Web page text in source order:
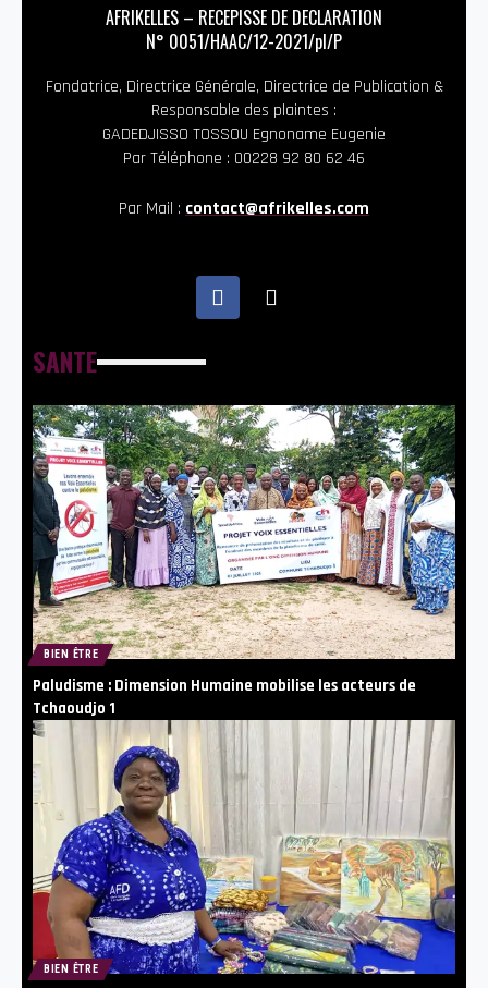
AFRIKELLES – RECEPISSE DE DECLARATION
N° 0051/HAAC/12-2021/pl/P
Fondatrice, Directrice Générale, Directrice de Publication &
Responsable des plaintes :
GADEDJISSO TOSSOU Egnoname Eugenie
Par Téléphone : 00228 92 80 62 46
Par Mail : contact@afrikelles.com
SANTE
BIEN ÊTRE
Paludisme : Dimension Humaine mobilise les acteurs de
Tchaoudjo 1
BIEN ÊTRE